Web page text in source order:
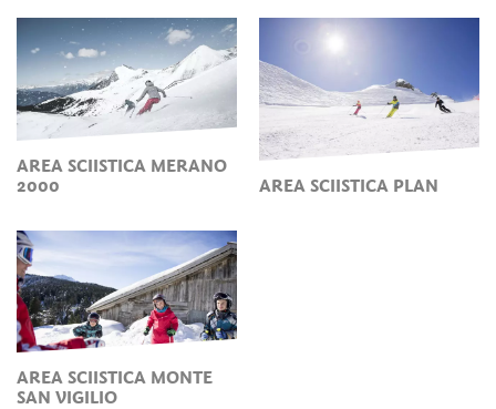
AREA SCIISTICA MERANO
2000
AREA SCIISTICA PLAN
AREA SCIISTICA MONTE
SAN VIGILIO